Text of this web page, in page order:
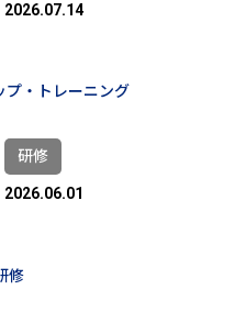
2026.07.14
・トレーニング
研修
2026.06.01
修